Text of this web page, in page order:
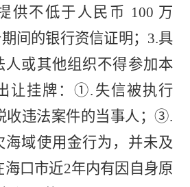
供不低于人民币 100 万
间的银行资信证明；3.具
人或其他组织不得参加本
让挂牌：①.失信被执行
收违法案件的当事人；③.
海域使用金行为，并未及
口市近2年内有因自身原